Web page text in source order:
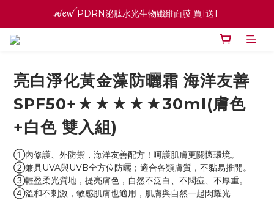
ꫛꫀꪝ PDRN泌肽水光生物纖維面膜 買1送1
ꫛꫀꪝ PDRN泌肽水光生物纖維面膜 買1送1
寵愛之名官網會員招募中 ♡ 八月消費紅利加倍送
ꫛꫀꪝ PDRN泌肽水光生物纖維面膜 買1送1
亮白淨化黃金藻防曬霜 海洋友善
SPF50+★★★★★30ml(膚色
+白色 雙入組)
①內修護、外防禦，海洋友善配方！呵護肌膚更關懷環境。
②兼具UVA與UVB全方位防曬；適合各類膚質，不黏易推開。
③輕盈柔光質地，提亮膚色，自然不泛白、不悶痘、不厚重。
④溫和不刺激，敏感肌膚也適用，肌膚與自然一起閃耀光